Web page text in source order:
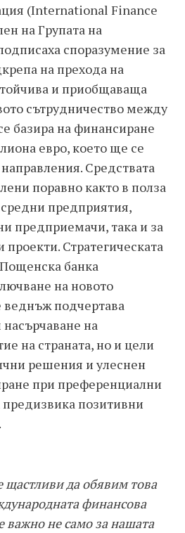
(International Finance
на Групата на
споразумение за
на прехода на
и приобщаваща
сътрудничество между
базира на финансиране
евро, което ще се
Средствата
поравно както в полза
предприятия,
предприемачи, така и за
Стратегическата
банка
на новото
подчертава
на
на страната, но и цели
решения и улеснен
при преференциални
предизвика позитивни
да обявим това
финансова
важно не само за нашата